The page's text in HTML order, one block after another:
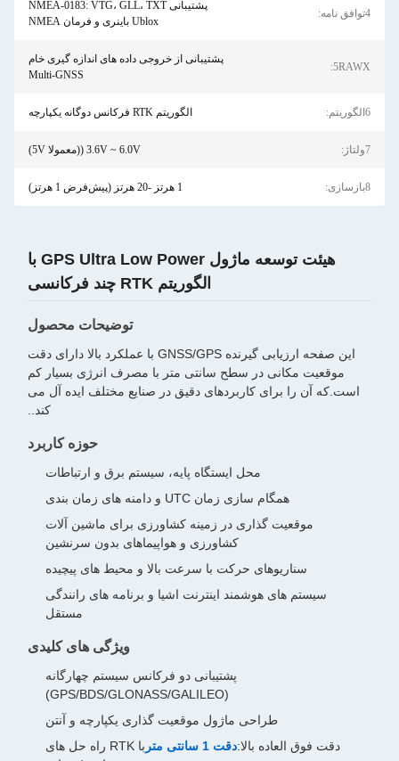
پشتیبانی NMEA-0183: VTG، GLL، TXT
Ublox باینری و فرمان NMEA
5RAWX:
پشتیبانی از خروجی داده های اندازه گیری خام
Multi-GNSS
الگوریتم RTK فرکانس دوگانه یکپارچه
3.6V ~ 6.0V ((معمولا 5V)
هیئت توسعه ماژول GPS Ultra Low Power با
الگوریتم RTK چند فرکانسی
توضیحات محصول
این صفحه ارزیابی گیرنده GNSS/GPS با عملکرد بالا دارای دقت
موقعیت مکانی در سطح سانتی متر با مصرف انرژی بسیار کم
است.که آن را برای کاربردهای دقیق در صنایع مختلف ایده آل می
کند..
حوزه کاربرد
محل ایستگاه پایه، سیستم برق و ارتباطات
همگام سازی زمان UTC و دامنه های زمان بندی
موقعیت گذاری در زمینه کشاورزی برای ماشین آلات
کشاورزی و هواپیماهای بدون سرنشین
سناریوهای حرکت با سرعت بالا و محیط های پیچیده
سیستم های هوشمند اینترنت اشیا و برنامه های رانندگی
مستقل
ویژگی های کلیدی
پشتیبانی دو فرکانس سیستم چهارگانه
طراحی ماژول موقعیت گذاری یکپارچه و آنتن
دقت فوق العاده بالا: دقت 1 سانتی متر
با RTK راه حل های